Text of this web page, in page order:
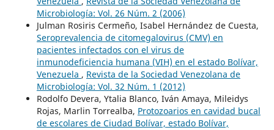
Microbiología: Vol. 26 Núm. 2 (2006)
Julman Rosiris Cermeño, Isabel Hernández de Cuesta,
Seroprevalencia de citomegalovirus (CMV) en
pacientes infectados con el virus de
inmunodeficiencia humana (VIH) en el estado Bolívar,
Venezuela , Revista de la Sociedad Venezolana de
Microbiología: Vol. 32 Núm. 1 (2012)
Rodolfo Devera, Ytalia Blanco, Iván Amaya, Mileidys
Rojas, Marlin Torrealba, Protozoarios en cavidad bucal
de escolares de Ciudad Bolívar, estado Bolívar,